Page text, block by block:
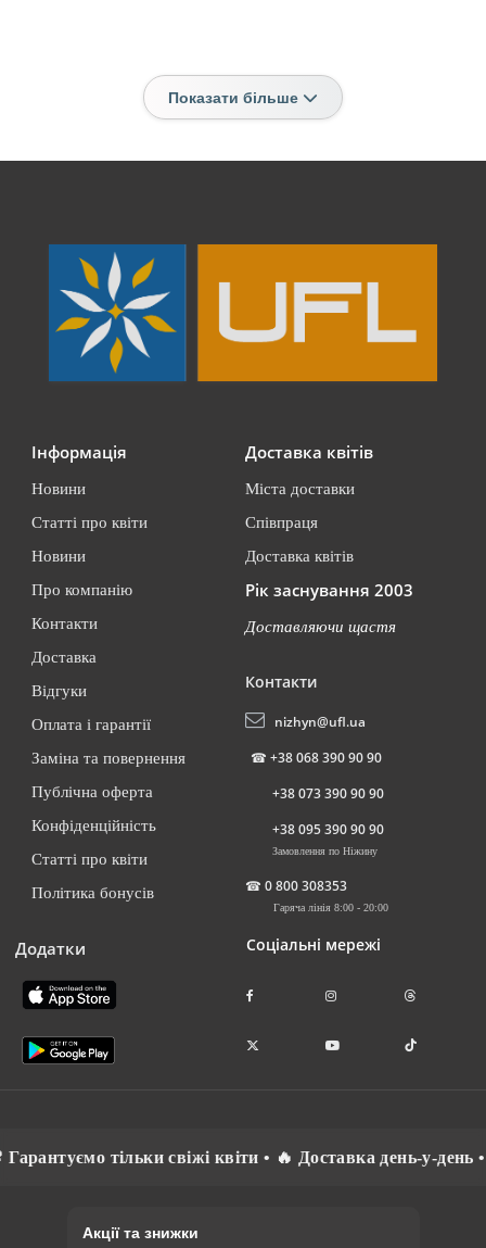
Показати більше
Інформація
Новини
Статті про квіти
Новини
Про компанію
Контакти
Доставка
Відгуки
Оплата і гарантії
Заміна та повернення
Публічна оферта
Конфіденційність
Статті про квіти
Політика бонусів
Додатки
Доставка квітів
Міста доставки
Співпраця
Доставка квітів
Рік заснування 2003
Доставляючи щастя
Контакти
nizhyn@ufl.ua
☎ +38 068 390 90 90
+38 073 390 90 90
+38 095 390 90 90
Замовлення по Ніжину
☎ 0 800 308353
Гаряча лінія 8:00 - 20:00
Соціальні мережі
тільки свіжі квіти • 🔥 Доставка день-у-день • ⚡
Акції та знижки